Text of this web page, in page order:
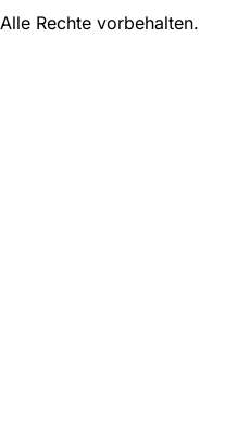
Rechte vorbehalten.